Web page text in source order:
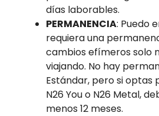
días laborables.
PERMANENCIA: Puedo
requiera una
cambios efímeros solo
viajando. No hay
Estándar, pero si optas
N26 You o N26 Metal,
menos 12 meses.